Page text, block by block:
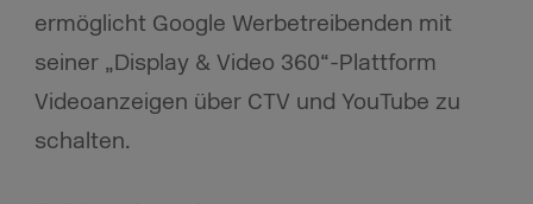
ermöglicht Google Werbetreibenden mit
seiner „Display & Video 360“-Plattform
Videoanzeigen über CTV und YouTube zu
schalten.